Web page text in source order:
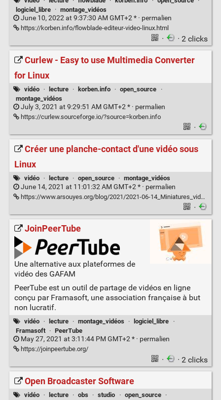
logiciel_libre
· montage_vidéos
June 10, 2022 at 9:37:30 AM GMT+2 * · permalien
https://korben.info/flowblade-editeur-video-linux.html
· · 2 clicks
Curlew - Easy to use Multimedia Converter
for Linux
vidéo · lecture · korben.info · open_source
·
montage_vidéos
July 3, 2021 at 9:29:51 AM GMT+2 * · permalien
https://curlew.sourceforge.io/?source=korben.info
·
Créer une planche-contact d'une vidéo sous
Linux
vidéo · lecture · open_source · montage_vidéos
June 14, 2021 at 11:01:32 AM GMT+2 * · permalien
https://www.arsouyes.org/blog/2021/2021-06-14_Miniatures_videos
·
JoinPeerTube
Une alternative aux plateformes de
vidéo des GAFAM
PeerTube est un outil de partage de vidéos en ligne
conçu par Framasoft, une association française à but
non lucratif.
vidéo · lecture · montage_vidéos · logiciel_libre
·
Framasoft
· PeerTube
May 27, 2021 at 3:11:44 PM GMT+2 * · permalien
https://joinpeertube.org/
· · 2 clicks
Open Broadcaster Software
vidéo · lecture · obs · studio · open_source
·